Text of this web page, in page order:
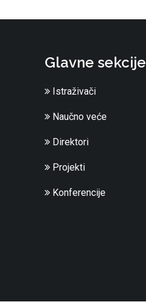
Glavne sekcije
Istraživači
Naučno veće
Direktori
Projekti
Konferencije